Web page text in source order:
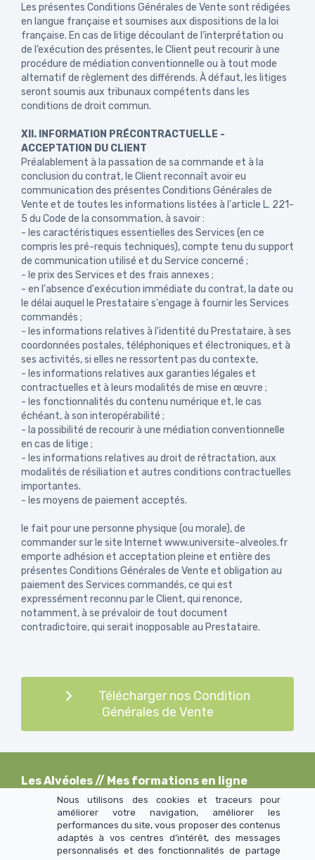
Les présentes Conditions Générales de Vente sont rédigées
en langue française et soumises aux dispositions de la loi
française. En cas de litige découlant de l’interprétation ou
de l’exécution des présentes, le Client peut recourir à une
procédure de médiation conventionnelle ou à tout mode
alternatif de règlement des différends. À défaut, les litiges
seront soumis aux tribunaux compétents dans les
conditions de droit commun.
XII. INFORMATION PRÉCONTRACTUELLE -
ACCEPTATION DU CLIENT
Préalablement à la passation de sa commande et à la
conclusion du contrat, le Client reconnaît avoir eu
communication des présentes Conditions Générales de
Vente et de toutes les informations listées à l'article L. 221-
5 du Code de la consommation, à savoir :
- les caractéristiques essentielles des Services (en ce
compris les pré-requis techniques), compte tenu du support
de communication utilisé et du Service concerné ;
- le prix des Services et des frais annexes ;
- en l'absence d'exécution immédiate du contrat, la date ou
le délai auquel le Prestataire s'engage à fournir les Services
commandés ;
- les informations relatives à l'identité du Prestataire, à ses
coordonnées postales, téléphoniques et électroniques, et à
ses activités, si elles ne ressortent pas du contexte,
- les informations relatives aux garanties légales et
contractuelles et à leurs modalités de mise en œuvre ;
- les fonctionnalités du contenu numérique et, le cas
échéant, à son interopérabilité ;
- la possibilité de recourir à une médiation conventionnelle
en cas de litige ;
- les informations relatives au droit de rétractation, aux
modalités de résiliation et autres conditions contractuelles
importantes.
- les moyens de paiement acceptés.
le fait pour une personne physique (ou morale), de
commander sur le site Internet www.universite-alveoles.fr
emporte adhésion et acceptation pleine et entière des
présentes Conditions Générales de Vente et obligation au
paiement des Services commandés, ce qui est
expressément reconnu par le Client, qui renonce,
notamment, à se prévaloir de tout document
contradictoire, qui serait inopposable au Prestataire.
Télécharger nos Condition
Générales de Vente
Les Alvéoles// Mes formations en ligne
>> Mentions légales et CGU
Nous utilisons des cookies et traceurs pour
améliorer votre navigation, améliorer les
performances du site, vous proposer des contenus
adaptés à vos centres d’intérêt, des messages
personnalisés et des fonctionnalités de partage